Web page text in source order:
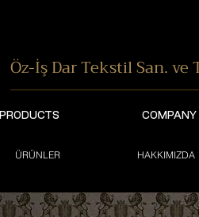
Öz-İş Dar TekstilSan. ve
PRODUCTS COMPANY
ÜRÜNLER HAKKIMIZDA